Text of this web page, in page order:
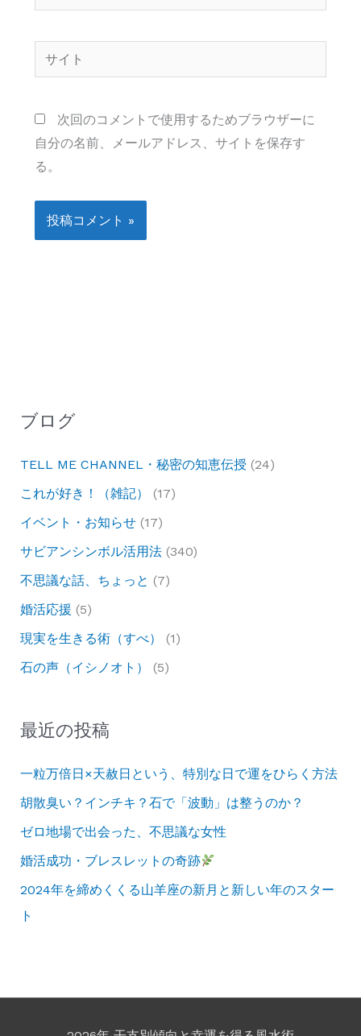
ー
イ
次回のコメントで使用するためブラウザーに
自分の名前、メールアドレス、サイトを保存す
る。
ブログ
TELL ME CHANNEL・秘密の知恵伝授 (24)
これが好き！（雑記）
(17)
イベント・お知らせ(17)
サビアンシンボル活用法(340)
不思議な話、ちょっと (7)
婚活応援 (5)
現実を生きる術（すべ）
(1)
石の声（イシノオト）
(5)
最近の投稿
一粒万倍日×天赦日という、特別な日で運をひらく方法
胡散臭い？インチキ？石で「波動」は整うのか？
ゼロ地場で出会った、不思議な女性
婚活成功・ブレスレットの奇跡
2024年を締めくくる山羊座の新月と新しい年のスター
ト